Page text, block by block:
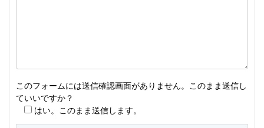
このフォームには送信確認画面がありません。このまま送信し
ていいですか？
はい。このまま送信します。